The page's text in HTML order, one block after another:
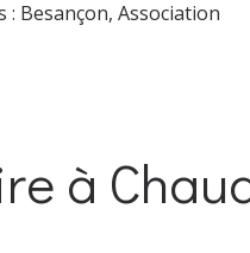
: Besançon, Association
à